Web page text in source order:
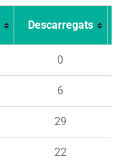
Descarregats
0
6
29
22